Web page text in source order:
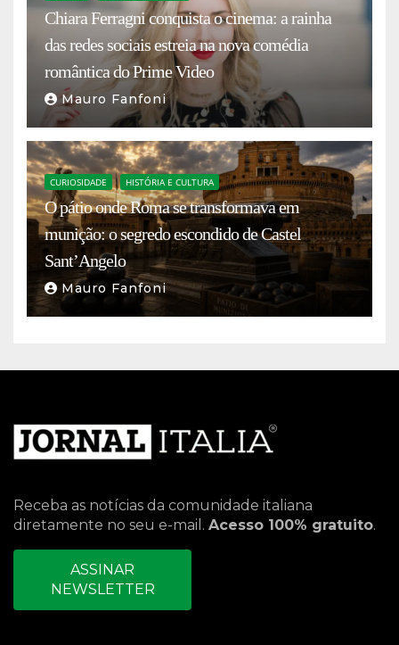
Chiara Ferragni conquista o cinema: a rainha
das redes sociais estreia na nova comédia
romântica do Prime Video
Mauro Fanfoni
CURIOSIDADE HISTÓRIA E CULTURA
O pátio onde Roma se transformava em
munição: o segredo escondido de Castel
Sant’Angelo
Mauro Fanfoni
Receba as notícias da comunidade italiana
diretamente no seu e-mail. Acesso 100% gratuito.
ASSINAR
NEWSLETTER